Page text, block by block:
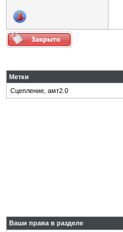
Метки
Сцепление амт2.0
Ваши права в разделе